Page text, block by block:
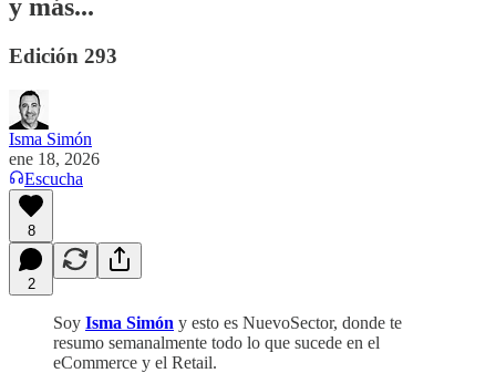
y más...
Edición 293
Isma Simón
ene 18, 2026
Escucha
8
2
Soy Isma Simón y esto es NuevoSector, donde te
resumo semanalmente todo lo que sucede en el
eCommerce y el Retail.